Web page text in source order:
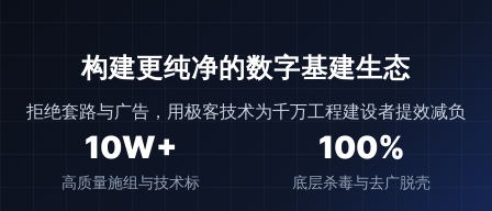
构建更纯净的数字基建生态
拒绝套路与广告，用极客技术为千万工程建设者提效减负
10W+
高质量施组与技术标
100%
底层杀毒与去广脱壳